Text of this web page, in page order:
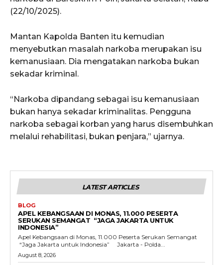
(22/10/2025).
Mantan Kapolda Banten itu kemudian
menyebutkan masalah narkoba merupakan isu
kemanusiaan. Dia mengatakan narkoba bukan
sekadar kriminal.
“Narkoba dipandang sebagai isu kemanusiaan
bukan hanya sekadar kriminalitas. Pengguna
narkoba sebagai korban yang harus disembuhkan
melalui rehabilitasi, bukan penjara,” ujarnya.
LATEST ARTICLES
BLOG
APEL KEBANGSAAN DI MONAS, 11.000 PESERTA
SERUKAN SEMANGAT “JAGA JAKARTA UNTUK
INDONESIA”
Apel Kebangsaan di Monas, 11.000 Peserta Serukan Semangat
“Jaga Jakarta untuk Indonesia” Jakarta - Polda...
August 8, 2026